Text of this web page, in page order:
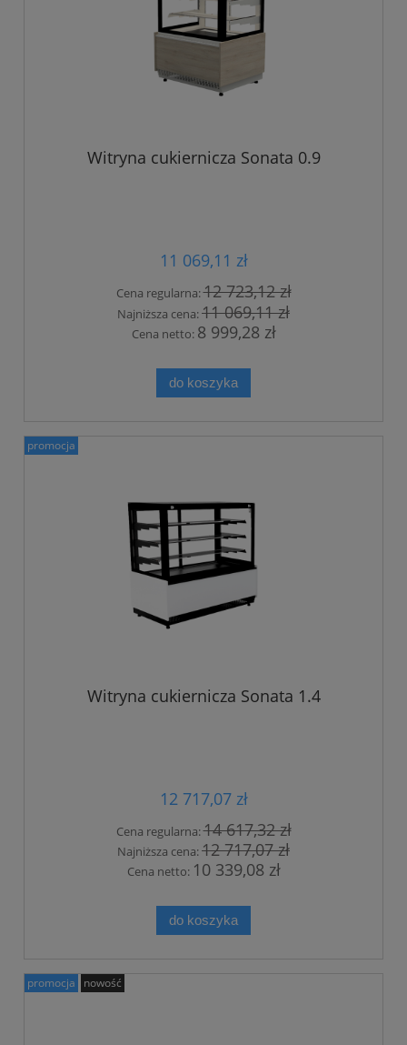
Witryna cukiernicza Sonata 0.9
11 069,11 zł
Cena regularna:12 723,12 zł
Najniższa cena:11 069,11 zł
Cena netto: 8 999,28 zł
do koszyka
Witryna cukiernicza Sonata 1.4
12 717,07 zł
Cena regularna:14 617,32 zł
Najniższa cena:12 717,07 zł
Cena netto: 10 339,08 zł
do koszyka
promocja
promocja nowość